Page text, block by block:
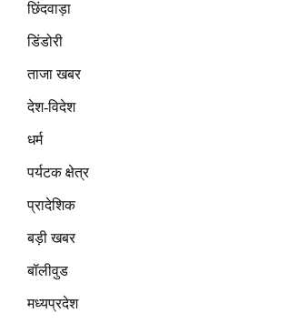
छिंदवाड़ा
डिंडोरी
ताजा खबर
देश-विदेश
धर्म
पर्यटक क्षेत्र
प्रादेशिक
बड़ी खबर
बॉलीवुड
मध्यप्रदेश